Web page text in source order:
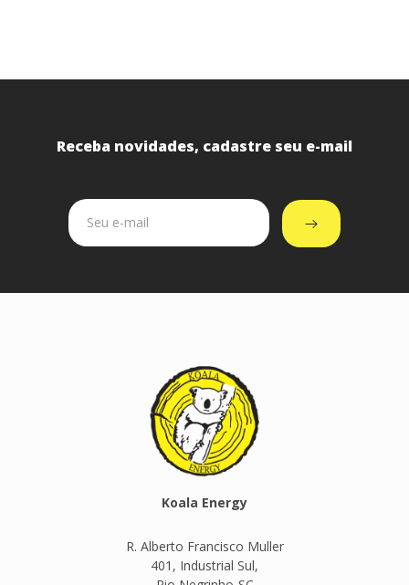
Receba novidades, cadastre seu e-mail
Koala Energy
R. Alberto Francisco Muller
401, Industrial Sul,